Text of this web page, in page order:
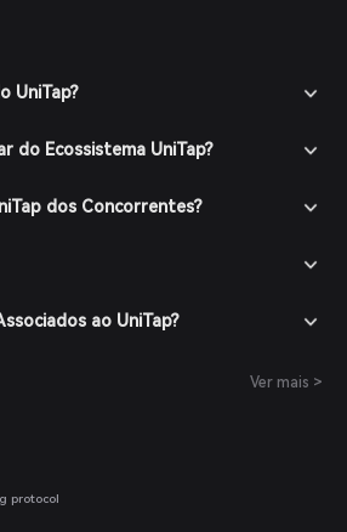
UniTap?
do Ecossistema UniTap?
dos Concorrentes?
ao UniTap?
Ver mais >
protocol